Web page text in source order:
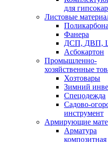
для
Листовые
Фанера
ДСП, ДВП,
Асбокартон
Промышленно-
хозяйственные
Хозтовары
Зимний
Спецодежда
Садово-
инструмент
Армирующие
Арматура
композитная